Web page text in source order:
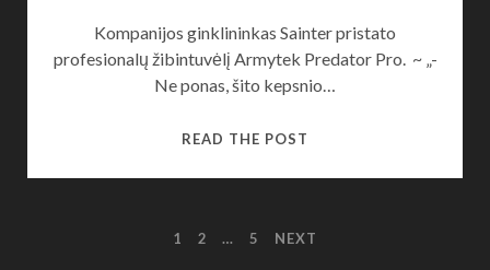
Kompanijos ginklininkas Sainter pristato
profesionalų žibintuvėlį Armytek Predator Pro. ~ „-
Ne ponas, šito kepsnio…
READ THE POST
APŽVALGA
1 2 … 5 NEXT